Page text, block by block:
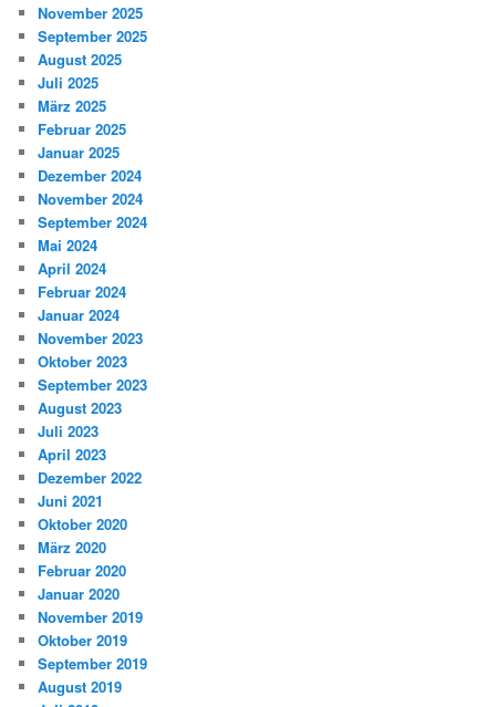
November 2025
September 2025
August 2025
Juli 2025
März 2025
Februar 2025
Januar 2025
Dezember 2024
November 2024
September 2024
Mai 2024
April 2024
Februar 2024
Januar 2024
November 2023
Oktober 2023
September 2023
August 2023
Juli 2023
April 2023
Dezember 2022
Juni 2021
Oktober 2020
März 2020
Februar 2020
Januar 2020
November 2019
Oktober 2019
September 2019
August 2019